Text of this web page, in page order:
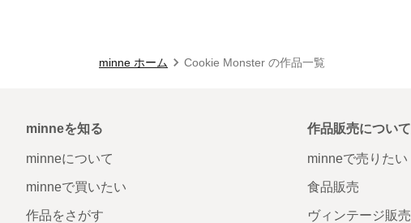
minne ホーム Cookie Monster の作品一覧
minneを知る
minneについて
minneで買いたい
作品をさがす
作品販売について
minneで売りたい
食品販売
ヴィンテージ販売